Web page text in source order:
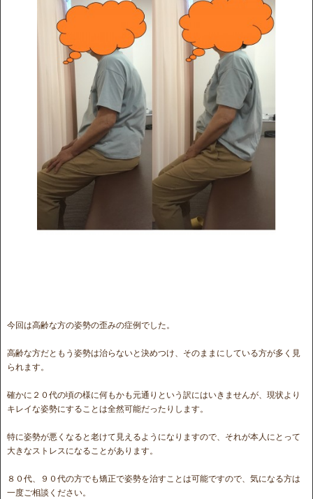
今回は高齢な方の姿勢の歪みの症例でした。
高齢な方だともう姿勢は治らないと決めつけ、そのままにしている方が多く見
られます。
確かに２０代の頃の様に何もかも元通りという訳にはいきませんが、現状より
キレイな姿勢にすることは全然可能だったりします。
特に姿勢が悪くなると老けて見えるようになりますので、それが本人にとって
大きなストレスになることがあります。
８０代、９０代の方でも矯正で姿勢を治すことは可能ですので、気になる方は
一度ご相談ください。